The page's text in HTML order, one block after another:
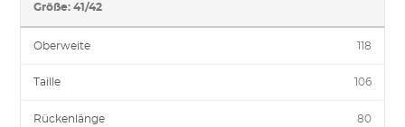
Größe: 41/42
Oberweite 118
Taille 106
Rückenlänge 80